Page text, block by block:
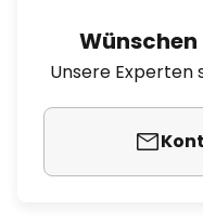
Wünschen
Unsere Experten